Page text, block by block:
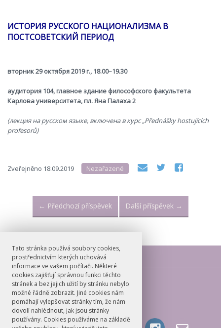
Tato stránka používá soubory cookies,
prostřednictvím kterých uchovává
informace ve vašem počítači. Některé
cookies zajišťují správnou funkci těchto
stránek a bez jejich užití by stránku nebylo
možné řádně zobrazit. Jiné cookies nám
pomáhají vylepšovat stránky tím, že nám
dovolí nahlédnout, jak jsou stránky
používány. Cookies používáme na základě
ИСТОРИЯ РУССКОГО НАЦИОНАЛИЗМА В
ПОСТСОВЕТСКИЙ ПЕРИОД
вторник 29 октября 2019 г., 18.00–19.30
аудитория 104, главное здание философского факультета
Карлова yниверситета, пл. Яна Палаха 2
(лекция на русском языке, включена в курс „Přednášky hostujících
profesorů)
Zveřejněno 18.09.2019 Nezařazené
← Předchozí příspěvek Další příspěvek →
E-mail
russianstudies@ff.cuni.cz